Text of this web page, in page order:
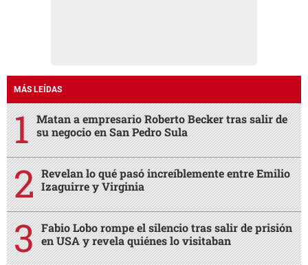
MÁS LEÍDAS
Matan a empresario Roberto Becker tras salir de
su negocio en San Pedro Sula
Revelan lo qué pasó increíblemente entre Emilio
Izaguirre y Virginia
Fabio Lobo rompe el silencio tras salir de prisión
en USA y revela quiénes lo visitaban